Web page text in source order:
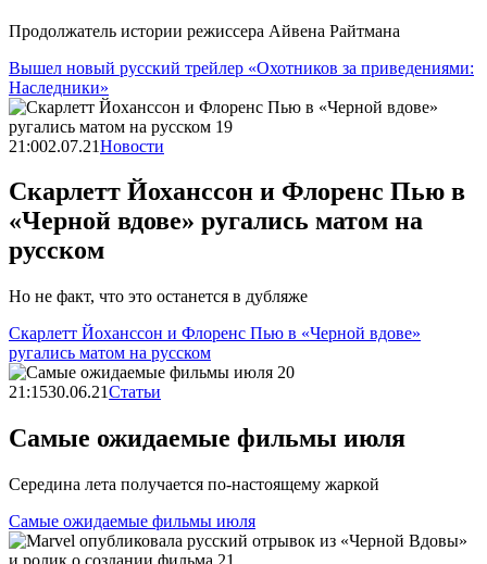
Продолжатель истории режиссера Айвена Райтмана
Вышел новый русский трейлер «Охотников за приведениями:
Наследники»
21:002.07.21Новости
Скарлетт Йоханссон и Флоренс Пью в
«Черной вдове» ругались матом на
русском
Но не факт, что это останется в дубляже
Скарлетт Йоханссон и Флоренс Пью в «Черной вдове»
ругались матом на русском
21:1530.06.21Статьи
Самые ожидаемые фильмы июля
Середина лета получается по-настоящему жаркой
Самые ожидаемые фильмы июля